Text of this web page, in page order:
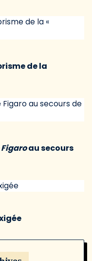
de la
Figaroau secours